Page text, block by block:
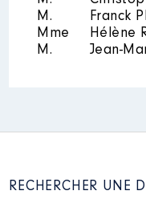
2017
2018
2019
M.
Franck
Mme
Hélène
M.
Jean-
RECHERCHER UNE